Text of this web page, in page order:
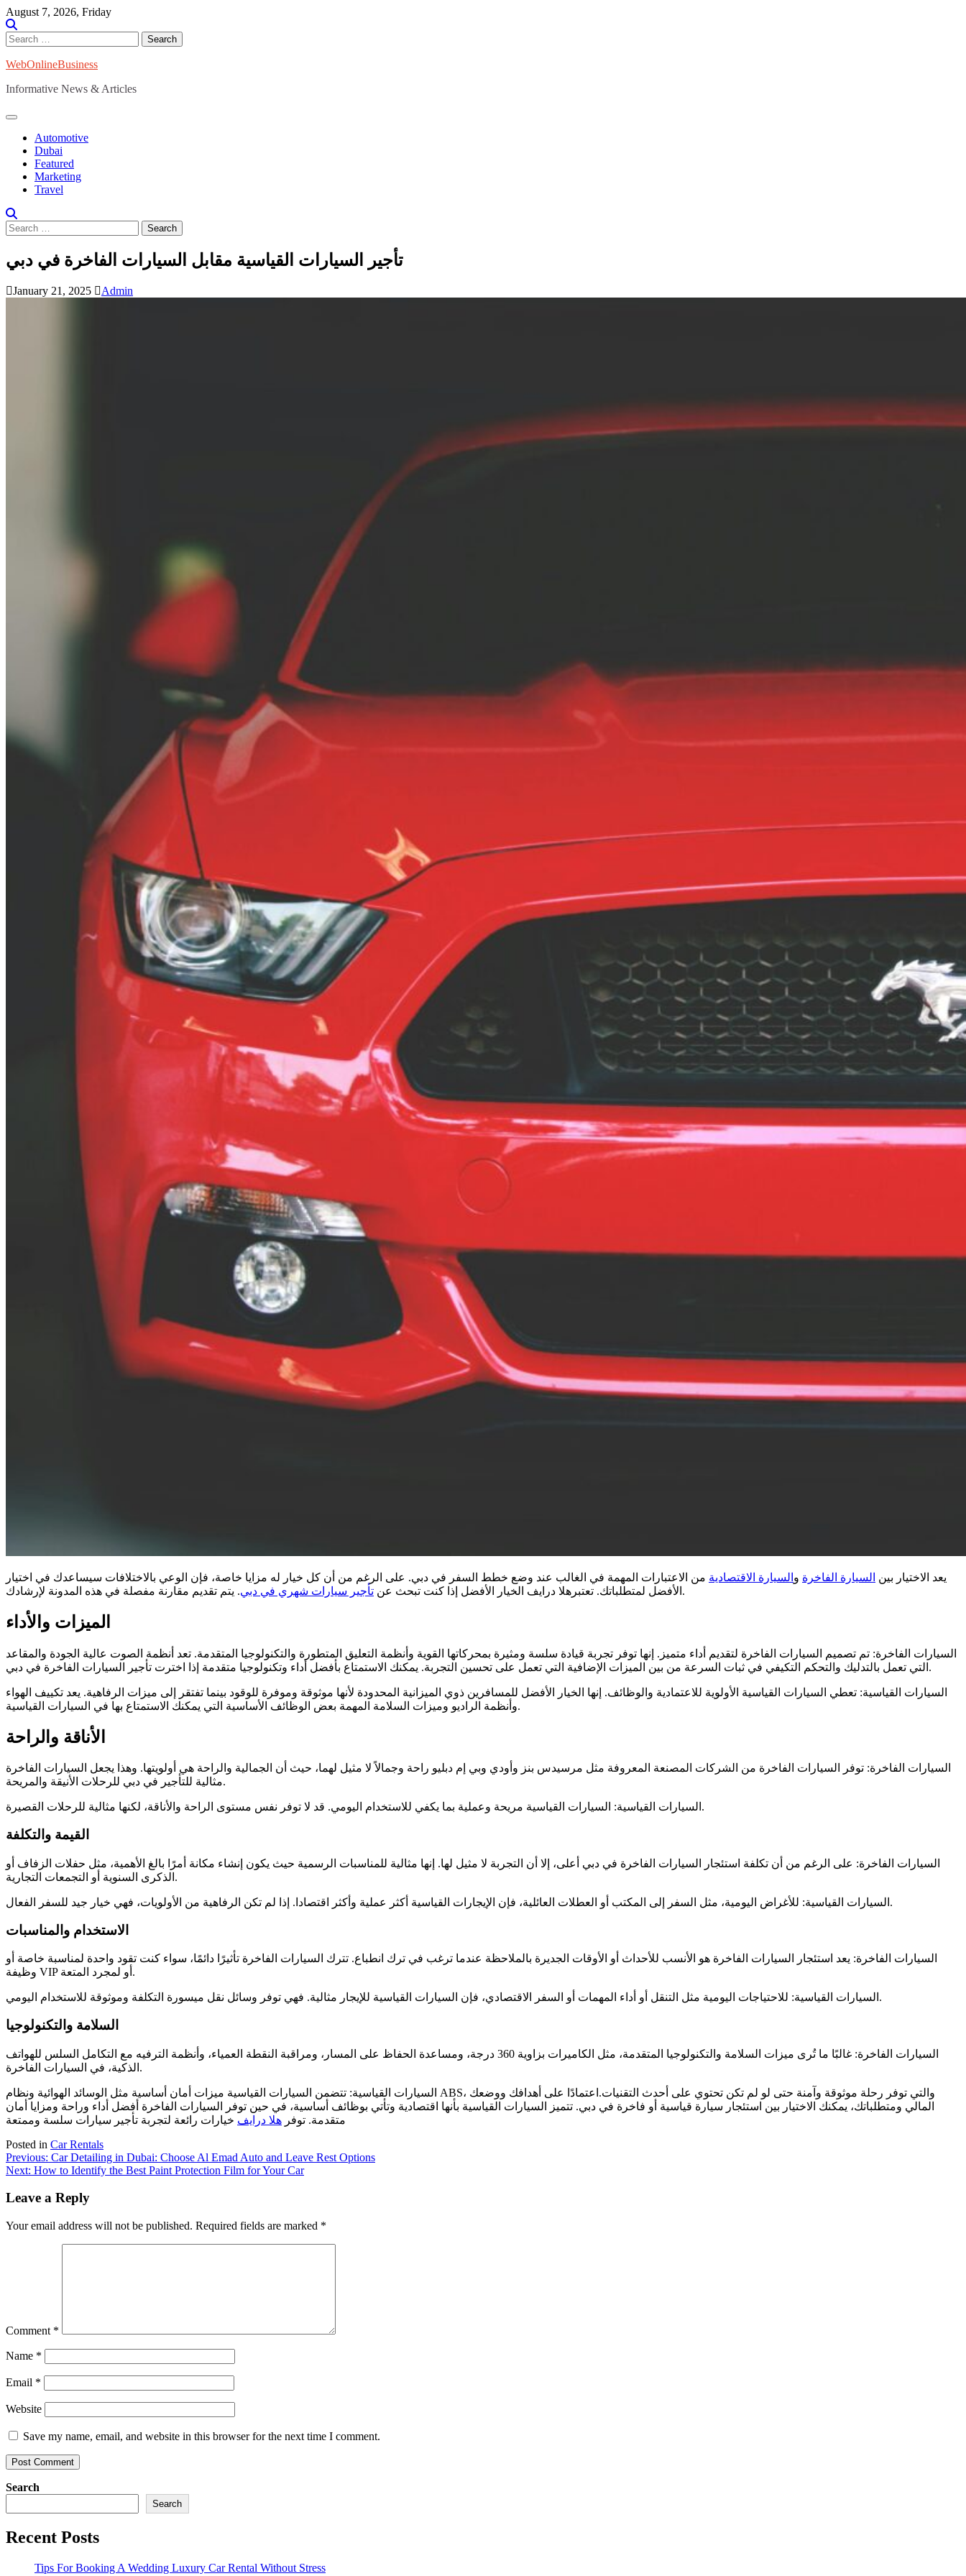
Skip
to
content
August 7, 2026, Friday
Search
for:
WebOnlineBusiness
Informative News & Articles
Automotive
Dubai
Featured
Marketing
Travel
Search
for:
تأجير السيارات القياسية مقابل السيارات الفاخرة في دبي
January 21, 2025 Admin
يعد الاختيار بين السيارة الفاخرة و السيارة الاقتصادية من الاعتبارات المهمة في الغالب عند وضع خطط السفر في دبي. على الرغم من أن كل خيار له مزايا خاصة، فإن الوعي بالاختلافات سيساعدك في اختيار
الأفضل لمتطلباتك. تعتبرهلا درايف الخيار الأفضل إذا كنت تبحث عن تأجير سيارات شهري في دبي . يتم تقديم مقارنة مفصلة في هذه المدونة لإرشادك.
الميزات والأداء
السيارات الفاخرة: تم تصميم السيارات الفاخرة لتقديم أداء متميز. إنها توفر تجربة قيادة سلسة ومثيرة بمحركاتها القوية وأنظمة التعليق المتطورة والتكنولوجيا المتقدمة. تعد أنظمة الصوت عالية الجودة والمقاعد
التي تعمل بالتدليك والتحكم التكيفي في ثبات السرعة من بين الميزات الإضافية التي تعمل على تحسين التجربة. يمكنك الاستمتاع بأفضل أداء وتكنولوجيا متقدمة إذا اخترت تأجير السيارات الفاخرة في دبي.
السيارات القياسية: تعطي السيارات القياسية الأولوية للاعتمادية والوظائف. إنها الخيار الأفضل للمسافرين ذوي الميزانية المحدودة لأنها موثوقة وموفرة للوقود بينما تفتقر إلى ميزات الرفاهية. يعد تكييف الهواء
وأنظمة الراديو وميزات السلامة المهمة بعض الوظائف الأساسية التي يمكنك الاستمتاع بها في السيارات القياسية.
الأناقة والراحة
السيارات الفاخرة: توفر السيارات الفاخرة من الشركات المصنعة المعروفة مثل مرسيدس بنز وأودي وبي إم دبليو راحة وجمالاً لا مثيل لهما، حيث أن الجمالية والراحة هي أولويتها. وهذا يجعل السيارات الفاخرة
مثالية للتأجير في دبي للرحلات الأنيقة والمريحة.
السيارات القياسية: السيارات القياسية مريحة وعملية بما يكفي للاستخدام اليومي. قد لا توفر نفس مستوى الراحة والأناقة، لكنها مثالية للرحلات القصيرة.
القيمة والتكلفة
السيارات الفاخرة: على الرغم من أن تكلفة استئجار السيارات الفاخرة في دبي أعلى، إلا أن التجربة لا مثيل لها. إنها مثالية للمناسبات الرسمية حيث يكون إنشاء مكانة أمرًا بالغ الأهمية، مثل حفلات الزفاف أو
الذكرى السنوية أو التجمعات التجارية.
السيارات القياسية: للأغراض اليومية، مثل السفر إلى المكتب أو العطلات العائلية، فإن الإيجارات القياسية أكثر عملية وأكثر اقتصادا. إذا لم تكن الرفاهية من الأولويات، فهي خيار جيد للسفر الفعال.
الاستخدام والمناسبات
السيارات الفاخرة: يعد استئجار السيارات الفاخرة هو الأنسب للأحداث أو الأوقات الجديرة بالملاحظة عندما ترغب في ترك انطباع. تترك السيارات الفاخرة تأثيرًا دائمًا، سواء كنت تقود واحدة لمناسبة خاصة أو
وظيفة VIP أو لمجرد المتعة.
السيارات القياسية: للاحتياجات اليومية مثل التنقل أو أداء المهمات أو السفر الاقتصادي، فإن السيارات القياسية للإيجار مثالية. فهي توفر وسائل نقل ميسورة التكلفة وموثوقة للاستخدام اليومي.
السلامة والتكنولوجيا
السيارات الفاخرة: غالبًا ما تُرى ميزات السلامة والتكنولوجيا المتقدمة، مثل الكاميرات بزاوية 360 درجة، ومساعدة الحفاظ على المسار، ومراقبة النقطة العمياء، وأنظمة الترفيه مع التكامل السلس للهواتف
الذكية، في السيارات الفاخرة.
السيارات القياسية: تتضمن السيارات القياسية ميزات أمان أساسية مثل الوسائد الهوائية ونظام ABS، والتي توفر رحلة موثوقة وآمنة حتى لو لم تكن تحتوي على أحدث التقنيات.اعتمادًا على أهدافك ووضعك
المالي ومتطلباتك، يمكنك الاختيار بين استئجار سيارة قياسية أو فاخرة في دبي. تتميز السيارات القياسية بأنها اقتصادية وتأتي بوظائف أساسية، في حين توفر السيارات الفاخرة أفضل أداء وراحة ومزايا أمان
متقدمة. توفر هلا درايف خيارات رائعة لتجربة تأجير سيارات سلسة وممتعة
Posted in Car Rentals
Post
navigation
Previous: Car Detailing in Dubai: Choose Al Emad Auto and Leave Rest Options
Next: How to Identify the Best Paint Protection Film for Your Car
Leave a Reply
Your email address will not be published. Required fields are marked *
Comment *
Name *
Email *
Website
Save my name, email, and website in this browser for the next time I comment.
Search
Search
Recent Posts
Tips For Booking A Wedding Luxury Car Rental Without Stress